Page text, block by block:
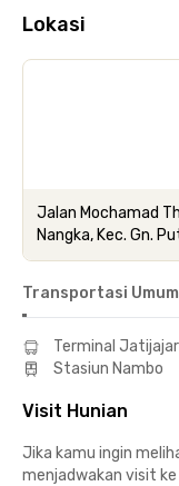
Lokasi
Jalan Mochamad
Nangka, Kec. Gn.
Transportasi Umum
Terminal
Stasiun Nambo
Visit Hunian
Jika kamu ingin
menjadwakan visit ke